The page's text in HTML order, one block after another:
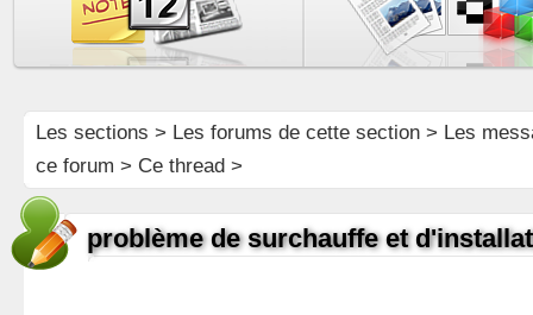
Les sections > Les forums de cette section> Les
ce forum > Ce thread >
problème de surchauffe et